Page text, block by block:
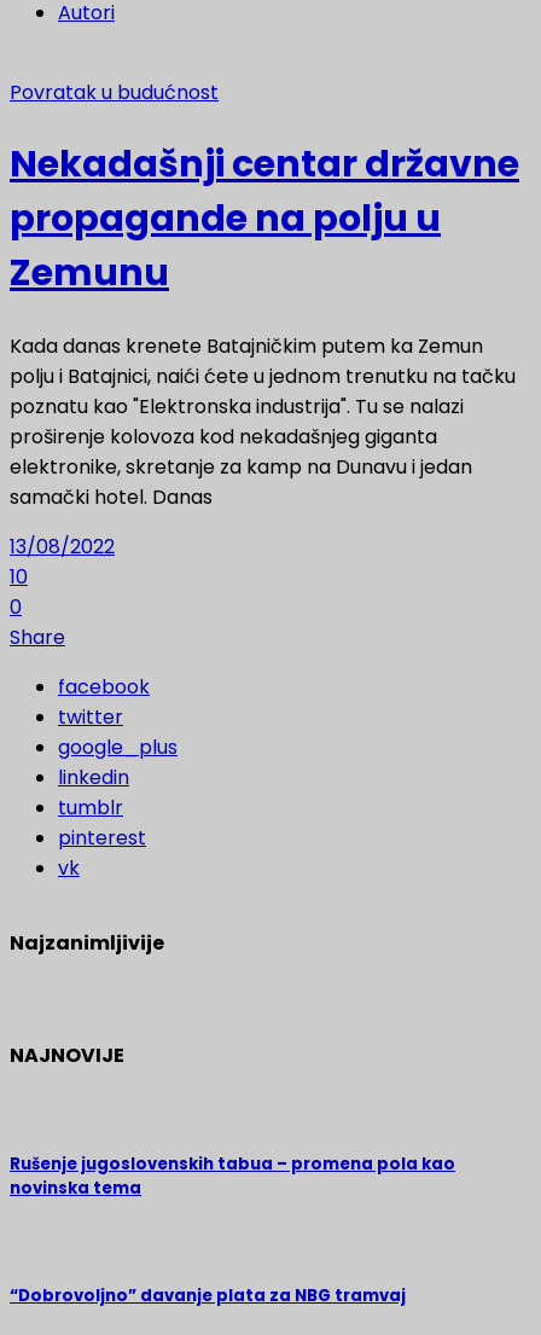
Autori
Povratak u budućnost
Nekadašnji centar državne
propagande na polju u
Zemunu
Kada danas krenete Batajničkim putem ka Zemun
polju i Batajnici, naići ćete u jednom trenutku na tačku
poznatu kao "Elektronska industrija". Tu se nalazi
proširenje kolovoza kod nekadašnjeg giganta
elektronike, skretanje za kamp na Dunavu i jedan
samački hotel. Danas
13/08/2022
10
0
Share
facebook
twitter
google_plus
linkedin
tumblr
pinterest
vk
Najzanimljivije
NAJNOVIJE
Rušenje jugoslovenskih tabua – promena pola kao
novinska tema
“Dobrovoljno” davanje plata za NBG tramvaj